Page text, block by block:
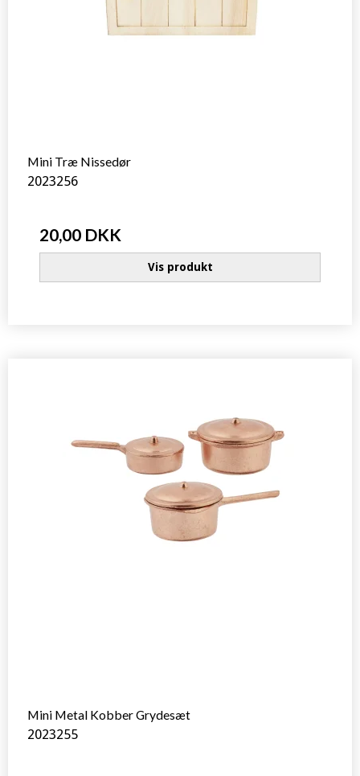
Mini Træ Nissedør
2023256
20,00 DKK
Vis produkt
Mini Metal Kobber Grydesæt
2023255